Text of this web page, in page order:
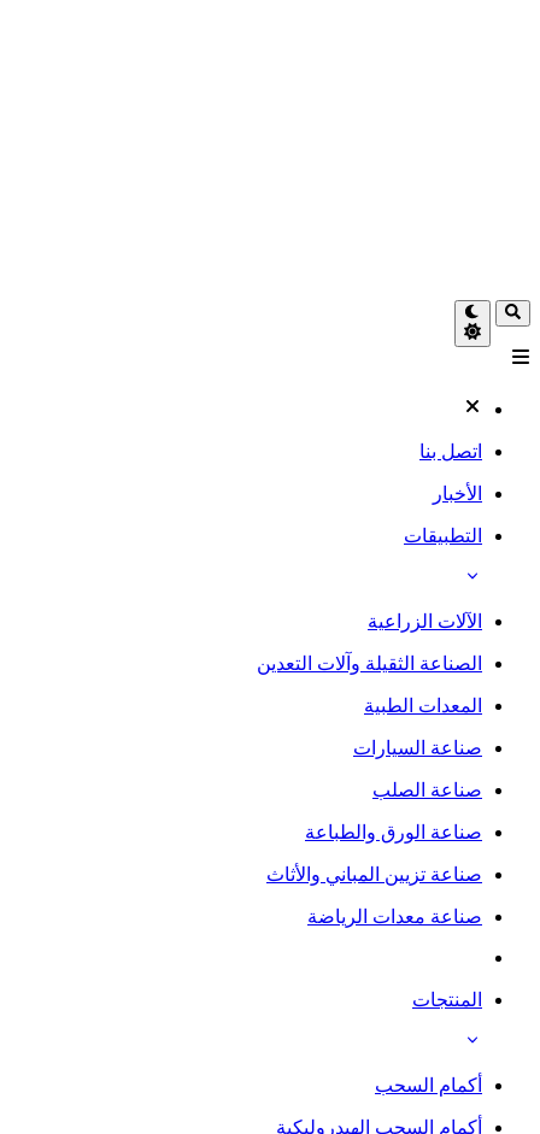
اتصل بنا
الأخبار
التطبيقات
الآلات الزراعية
الصناعة الثقيلة وآلات التعدين
المعدات الطبية
صناعة السيارات
صناعة الصلب
صناعة الورق والطباعة
صناعة تزيين المباني والأثاث
صناعة معدات الرياضة
المنتجات
أكمام السحب
أكمام السحب الهيدروليكية